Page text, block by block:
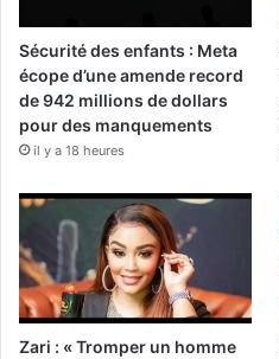
Sécurité des enfants : Meta
écope d’une amende record
de 942 millions de dollars
pour des manquements
il y a 18 heures
Zari : « Tromper un homme